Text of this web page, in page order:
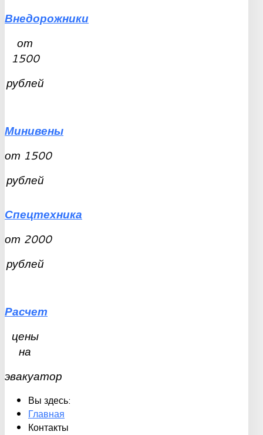
Внедорожники
от
1500
рублей
Минивены
от 1500
рублей
Спецтехника
от 2000
рублей
Расчет
цены
на
эвакуатор
Вы здесь:
Главная
Контакты